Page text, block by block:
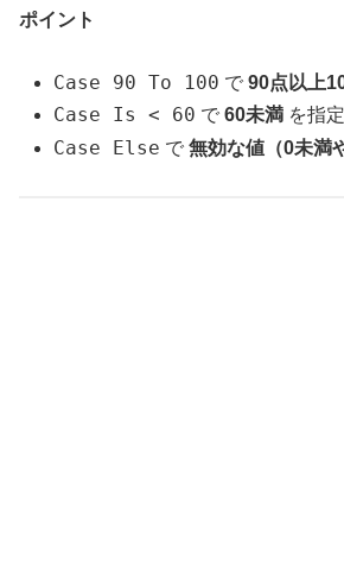
ポイント
Case 90 To 100 で90点以上
Case Is < 60 で60未満 を指
Case Else で無効な値（0未満